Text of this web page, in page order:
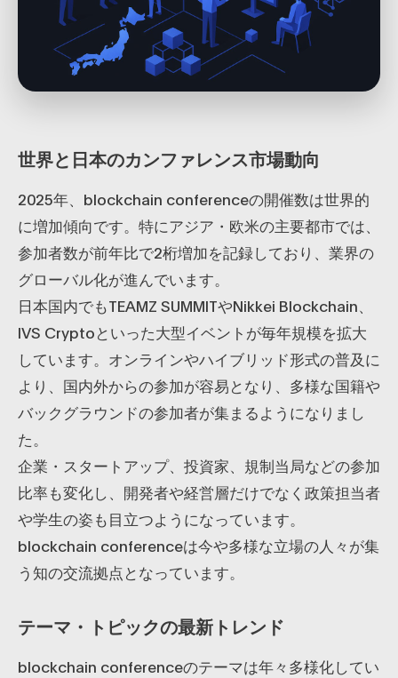
世界と日本のカンファレンス市場動向
2025年、blockchain conferenceの開催数は世界的
に増加傾向です。特にアジア・欧米の主要都市では、
参加者数が前年比で2桁増加を記録しており、業界の
グローバル化が進んでいます。
日本国内でもTEAMZ SUMMITやNikkei Blockchain、
IVS Cryptoといった大型イベントが毎年規模を拡大
しています。オンラインやハイブリッド形式の普及に
より、国内外からの参加が容易となり、多様な国籍や
バックグラウンドの参加者が集まるようになりまし
た。
企業・スタートアップ、投資家、規制当局などの参加
比率も変化し、開発者や経営層だけでなく政策担当者
や学生の姿も目立つようになっています。
blockchain conferenceは今や多様な立場の人々が集
う知の交流拠点となっています。
テーマ・トピックの最新トレンド
blockchain conferenceのテーマは年々多様化してい